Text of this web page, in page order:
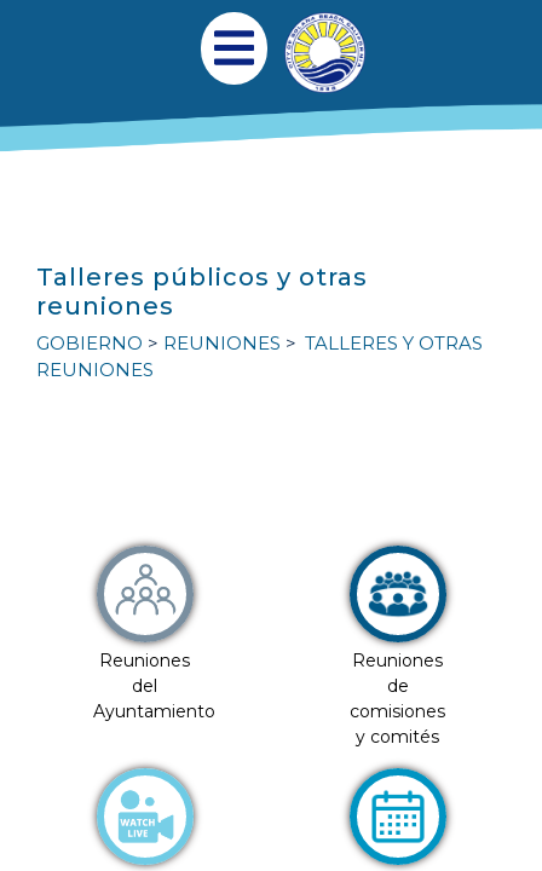
Pasar al contenido principalNavegación
Abrir menú móvil
Talleres públicos y otras
reuniones
GOBIERNO REUNIONES
TALLERES Y OTRAS
REUNIONES
Reuniones
del
Ayuntamiento
Reuniones
de
comisiones
y comités